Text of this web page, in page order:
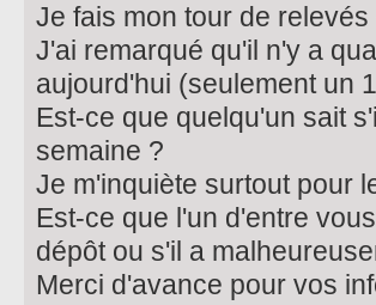
​Je fais mon tour de
J'ai remarqué qu'il n'y a
aujourd'hui (seulement un
​Est-ce que quelqu'un sait
semaine ?
​Je m'inquiète surtout pour
Est-ce que l'un d'entre
dépôt ou s'il a
​Merci d'avance pour vos